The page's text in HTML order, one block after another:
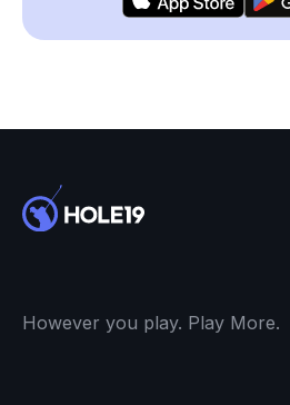
However you play. Play More.